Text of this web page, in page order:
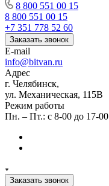
8 800 551 00 15
8 800 551 00 15
+7 351 778 52 60
Заказать звонок
E-mail
info@bitvan.ru
Адрес
г. Челябинск,
ул. Механическая, 115В
Режим работы
Пн. – Пт.: с 8-00 до 17-00
Заказать звонок